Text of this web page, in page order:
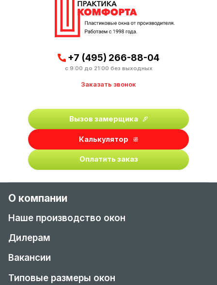
+7 (495) 266-88-04
с 9:00 до 21:00 без выходных
Заказать звонок
Вызов замерщика
Калькулятор
Оплатить заказ
О компании
Наше производство окон
Дилерам
Вакансии
Типовые размеры окон